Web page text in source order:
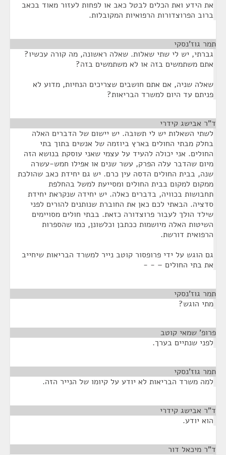
את הידע ואת הכלים לבטל כאב או לפחות לעזור מאוד בכאב
ברוב הפרוצדורות הרפואיות המקובלות.
תמר גוז'נסקי
גברתי, יש לי שתי שאלות. שאלה ראשונה, מה קורה עכשיו?
אתם משתמשים בזה או לא משתמשים בזה?
שאלה שניה, אם אתם חושבים שצריכים הנחיות, מדוע לא
פניתם עד היום למשרד הבריאות?
ד"ר אבישג קידרי
לשתי השאלות יש לי תשובה. יש יישום של הדברים האלה
בחלק מבתי החולים בארץ ביוזמה של אנשים בתוך בתי
החולים. אני יכולה להעיד על עצמי שאני עוסקת בנושא הזה
מיום שהדבר עלה הפרק, עשר שנים או אפילו חמש-עשרה
שנה, בבית החולים הדסה עין כרם. יש גם יחידת כאב שהולכת
ממקום למקום בבית החולים ומסייעת למשל בהחלפת
תחבושות בכוויה, בדברים כאלה. יש יחידה שנקראת יחידת
סדציה. הבאתי לכם כאן את החוברת שנותנים להורים לפני
שילד הולך לעבור פרוצדורה כזאת. בבתי חולים מסויימים
השיטות האלה מיושמות ככתבן וכלשונן, כמו שהספרות
הרפואית דורשת.
גם הוגש על ידי פרופסור קוטב נייר למשרד הבריאות שיחייב
את בתי החולים – - -
תמר גוז'נסקי
מתי הוגש?
פרופ' שמאי קוטב
לפני שנתיים בערך.
תמר גוז'נסקי
למה משרד הבריאות לא יודע על קיומו של הנייר הזה.
ד"ר אבישג קידרי
הוא יודע.
ד"ר מיכאל דור